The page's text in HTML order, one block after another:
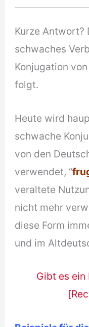
Kurze Antwort?
schwaches
Konjugation
folgt.
Heute wird
schwache
von den
verwendet, “
veraltete
nicht mehr
diese Form
und im
Gibt es ein